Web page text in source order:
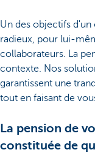
Un des objectifs d'un
radieux, pour lui-
collaborateurs. La
contexte. Nos
garantissent une
tout en faisant de
La pension de
constituée de